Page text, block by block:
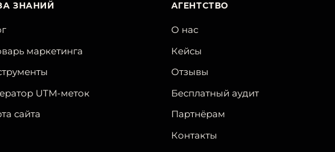
ЗНАНИЙ
маркетинга
UTM-меток
сайта
АГЕНТСТВО
О нас
Кейсы
Отзывы
Бесплатный аудит
Партнёрам
Контакты